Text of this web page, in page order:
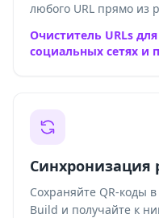
любого URL прямо из
Очиститель URLs
социальных сетях и
Синхронизация
Сохраняйте QR-коды
Build и получайте к